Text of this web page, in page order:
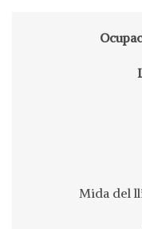
Mida del